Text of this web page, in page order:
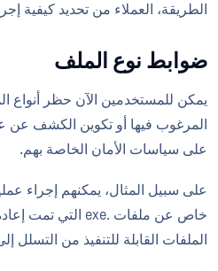
الطريقة، العملاء من تحديد كيفية
ضوابط نوع الملف
يمكن للمستخدمين الآن حظر أنواع
المرغوب فيها أو تكوين الكشف عن
على سياسات الأمان الخاصة بهم.
على سبيل المثال، يمكنهم
الملفات القابلة للتنفيذ من التسلل